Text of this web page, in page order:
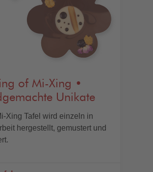
of Mi-Xing •
Unikate
Xing Tafel wird einzeln in
hergestellt, gemustert und